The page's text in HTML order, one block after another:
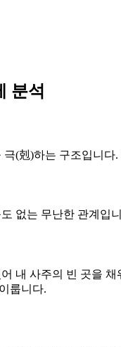
분석
(剋)하는 구조입니
없는 무난한 관계입
내 사주의 빈 곳을
룹니다.